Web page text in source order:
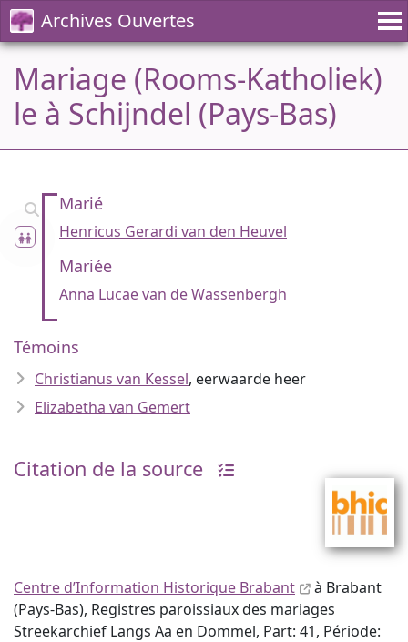
Archives Ouvertes
Mariage (Rooms-Katholiek)
le à Schijndel (Pays-Bas)
Marié
Henricus Gerardi van den Heuvel
Mariée
Anna Lucae van de Wassenbergh
Témoins
Christianus van Kessel, eerwaarde heer
Elizabetha van Gemert
Citation de la source
Centre d’Information Historique Brabant
à Brabant
(Pays-Bas), Registres paroissiaux des mariages
Streekarchief Langs Aa en Dommel, Part: 41, Période: